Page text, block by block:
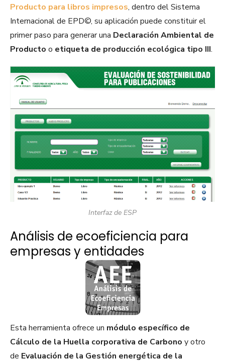
Producto para libros impresos, dentro del Sistema
Internacional de EPD©, su aplicación puede constituir el
primer paso para generar una Declaración Ambiental de
Producto o etiqueta de producción ecológica tipo III.
Interfaz de ESP
Análisis de ecoeficiencia para
empresas y entidades
Esta herramienta ofrece un módulo específico de
Cálculo de la Huella corporativa de Carbono y otro
de Evaluación de la Gestión energética de la